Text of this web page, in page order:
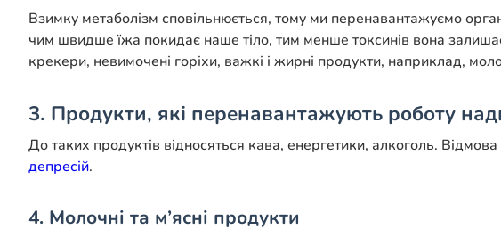
Взимку метаболізм сповільнюється, тому ми перенавантажуємо
чим швидше їжа покидає наше тіло, тим менше токсинів вона
крекери, невимочені горіхи, важкі і жирні продукти, наприклад,
3. Продукти, які перенавантажують роботу
До таких продуктів відносяться кава, енергетики, алкоголь.
депресій.
4. Молочні та м’ясні продукти